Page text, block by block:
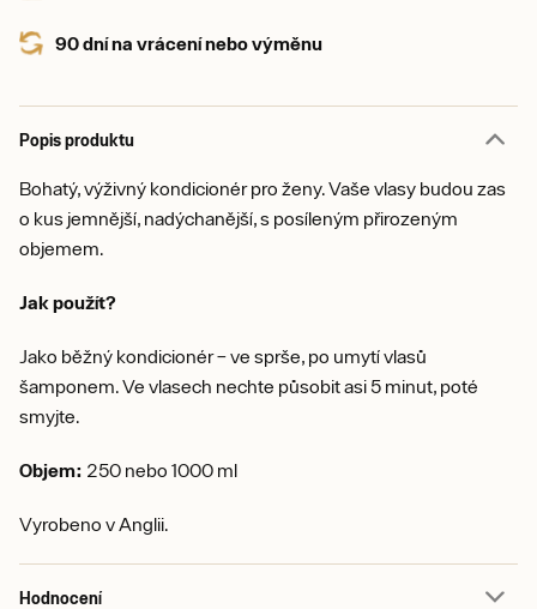
90 dní na vrácení nebo výměnu
Popis produktu
Bohatý, výživný kondicionér pro ženy. Vaše vlasy budou zas
o kus jemnější, nadýchanější, s posíleným přirozeným
objemem.
Jak použít?
Jako běžný kondicionér – ve sprše, po umytí vlasů
šamponem. Ve vlasech nechte působit asi 5 minut, poté
smyjte.
Objem: 250 nebo 1000 ml
Vyrobeno v Anglii.
Hodnocení